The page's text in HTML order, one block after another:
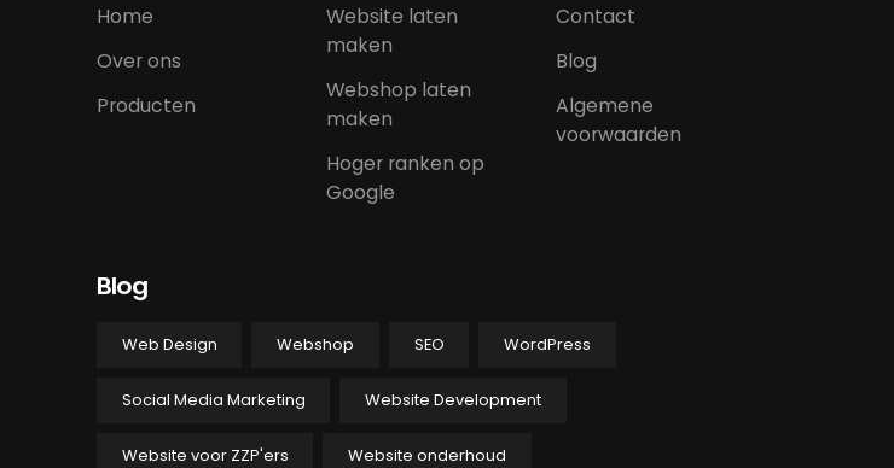
Home
Over ons
Producten
Website laten
maken
Webshop laten
maken
Hoger ranken op
Google
Contact
Blog
Algemene
voorwaarden
Blog
Web Design Webshop SEO WordPress
Social Media Marketing Website Development
Website voor ZZP'ers Website onderhoud